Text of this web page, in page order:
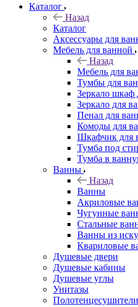
Каталог
Назад
Каталог
Аксессуары для
Мебель для ванной
Назад
Мебель для
Тумбы для
Зеркало шкаф
Зеркало для
Пенал для
Комоды для
Шкафчик для
Тумба под
Тумба в
Ванны
Назад
Ванны
Акриловые
Чугунные
Стальные
Ванны из
Квариловые
Душевые двери
Душевые кабины
Душевые углы
Унитазы
Полотенцесушители